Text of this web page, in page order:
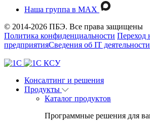
Наша группа в MAX
© 2014-2026 ПБЭ. Все права защищены
Политика конфиденциальности Переход
предприятияСведения об IT деятельности
Консалтинг и решения
Продукты
Каталог продуктов
Программные решения для